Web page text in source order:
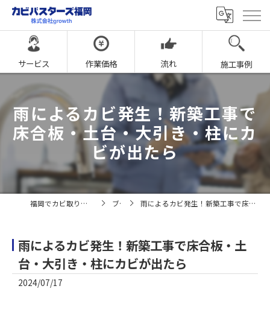
サービス 作業価格 流れ 施工事例
雨によるカビ発生！新築工事で
床合板・土台・大引き・柱にカ
ビが出たら
福岡でカビ取りならカビバスターズ福岡 ブログ 雨によるカビ発生！新築工事で床合板・土台・大引き・柱にカビが出たら
雨によるカビ発生！新築工事で床合板・土
台・大引き・柱にカビが出たら
2024/07/17